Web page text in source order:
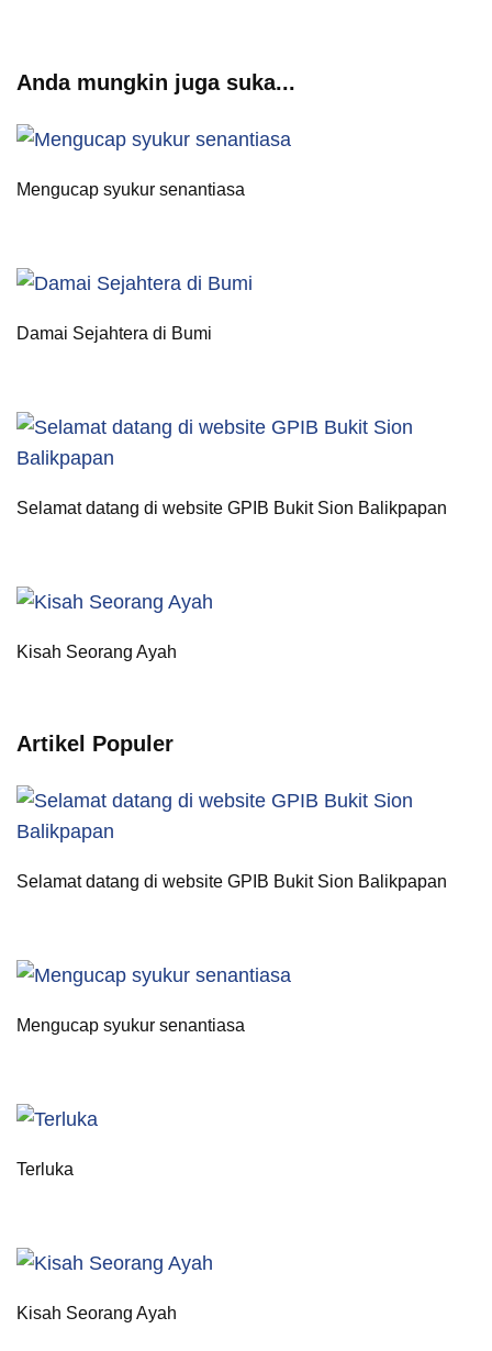
Anda mungkin juga suka...
Mengucap syukur senantiasa
Damai Sejahtera di Bumi
Selamat datang di website GPIB Bukit Sion Balikpapan
Kisah Seorang Ayah
Artikel Populer
Selamat datang di website GPIB Bukit Sion Balikpapan
Mengucap syukur senantiasa
Terluka
Kisah Seorang Ayah